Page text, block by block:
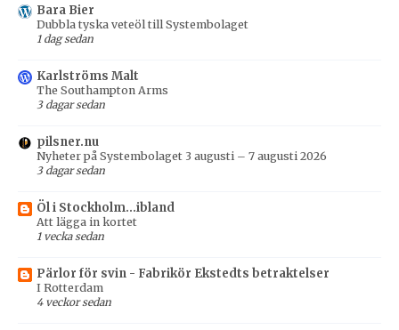
Bara Bier
Dubbla tyska veteöl till Systembolaget
1 dag sedan
Karlströms Malt
The Southampton Arms
3 dagar sedan
pilsner.nu
Nyheter på Systembolaget 3 augusti – 7 augusti 2026
3 dagar sedan
Öl i Stockholm...ibland
Att lägga in kortet
1 vecka sedan
Pärlor för svin - Fabrikör Ekstedts betraktelser
I Rotterdam
4 veckor sedan